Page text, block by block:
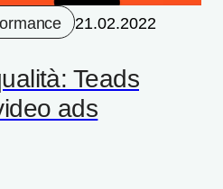
21.02.2022
Teads
ads